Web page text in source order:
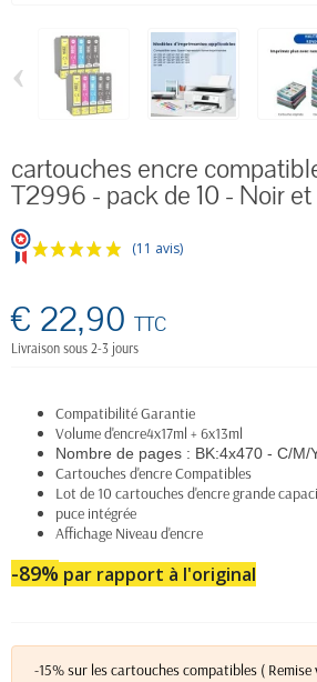
‹
cartouches encre
T2996 - pack de 10 - Noir
(11 avis)
€ 22,90 TTC
Livraison sous 2-3 jours
Compatibilité Garantie
Volume d'encre4x17ml + 6x13ml
Nombre de pages : BK:4x470 - C/M/
Cartouches d'encre Compatibles
Lot de 10 cartouches d'encre grande
puce intégrée
Affichage Niveau d'encre
-89% par rapport à l'original
-15% sur les cartouches compatibles (